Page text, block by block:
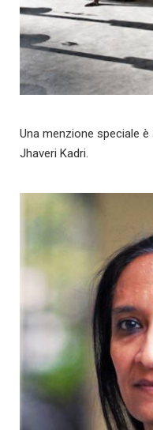
Una menzione speciale
Jhaveri Kadri.